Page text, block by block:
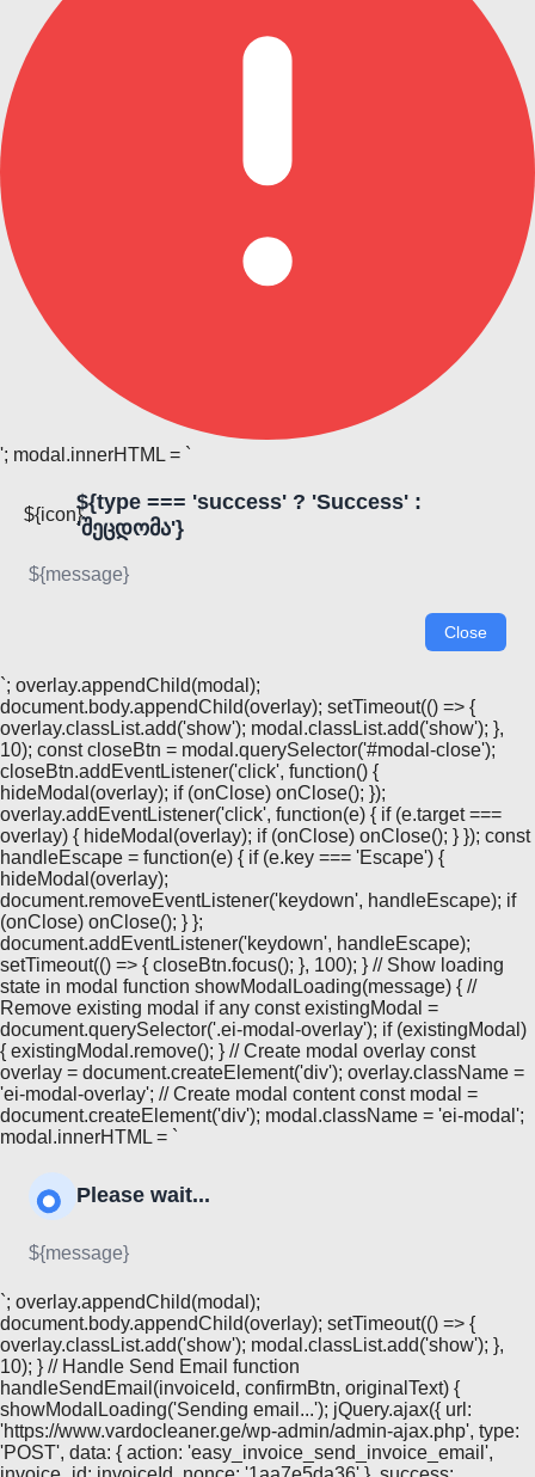
'; modal.innerHTML = `
${icon}
${type === 'success' ? 'Success' :
'შეცდომა'}
${message}
Close
`; overlay.appendChild(modal);
document.body.appendChild(overlay); setTimeout(() => {
overlay.classList.add('show'); modal.classList.add('show'); },
10); const closeBtn = modal.querySelector('#modal-close');
closeBtn.addEventListener('click', function() {
hideModal(overlay); if (onClose) onClose(); });
overlay.addEventListener('click', function(e) { if (e.target ===
overlay) { hideModal(overlay); if (onClose) onClose(); } }); const
handleEscape = function(e) { if (e.key === 'Escape') {
hideModal(overlay);
document.removeEventListener('keydown', handleEscape); if
(onClose) onClose(); } };
document.addEventListener('keydown', handleEscape);
setTimeout(() => { closeBtn.focus(); }, 100); } // Show loading
state in modal function showModalLoading(message) { //
Remove existing modal if any const existingModal =
document.querySelector('.ei-modal-overlay'); if (existingModal)
{ existingModal.remove(); } // Create modal overlay const
overlay = document.createElement('div'); overlay.className =
'ei-modal-overlay'; // Create modal content const modal =
document.createElement('div'); modal.className = 'ei-modal';
modal.innerHTML = `
Please wait...
${message}
`; overlay.appendChild(modal);
document.body.appendChild(overlay); setTimeout(() => {
overlay.classList.add('show'); modal.classList.add('show'); },
10); } // Handle Send Email function
handleSendEmail(invoiceId, confirmBtn, originalText) {
showModalLoading('Sending email...'); jQuery.ajax({ url:
'https://www.vardocleaner.ge/wp-admin/admin-ajax.php', type:
'POST', data: { action: 'easy_invoice_send_invoice_email',